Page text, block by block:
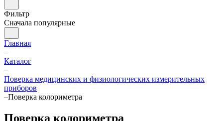
Фильтр
Сначала популярные
Главная
–
Каталог
–
Поверка медицинских и физиологических измерительных
приборов
–Поверка колориметра
Поверка колориметра